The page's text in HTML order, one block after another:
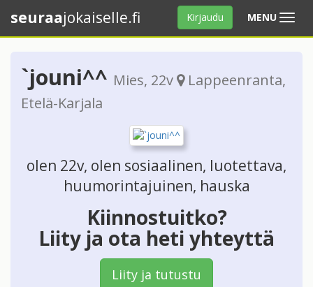
MENU Avaa
valikko
seuraajokaiselle.fi Kirjaudu
`jouni^^ Mies, 22v Lappeenranta,
Etelä-Karjala
olen 22v, olen sosiaalinen, luotettava,
huumorintajuinen, hauska
Kiinnostuitko?
Liity ja ota heti yhteyttä
Liity ja tutustu